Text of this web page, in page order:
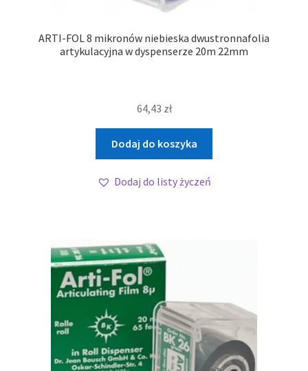
ARTI-FOL 8 mikronów niebieska dwustronnafolia
artykulacyjna w dyspenserze 20m 22mm
64,43 zł
Dodaj do koszyka
Dodaj do listy życzeń